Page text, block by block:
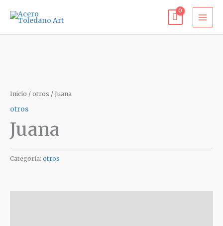
Inicio / otros / Juana
otros
Juana
Categoría: otros